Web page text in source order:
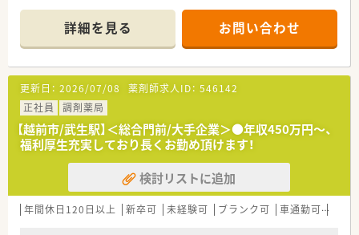
詳細を見る お問い合わせ
更新日： 2026/07/08 薬剤師求人ID： 546142
正社員
調剤薬局
【越前市/武生駅】＜総合門前/大手企業＞●年収450万円～、
福利厚生充実しており長くお勤め頂けます！
検討リストに追加
年間休日120日以上 新卒可 未経験可 ブランク可 車通勤可